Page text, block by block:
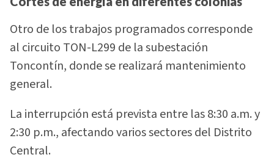
Otro de los trabajos programados corresponde
al circuito TON-L299 de la subestación
Toncontín, donde se realizará mantenimiento
general.
La interrupción está prevista entre las 8:30 a.m. y
2:30 p.m., afectando varios sectores del Distrito
Central.